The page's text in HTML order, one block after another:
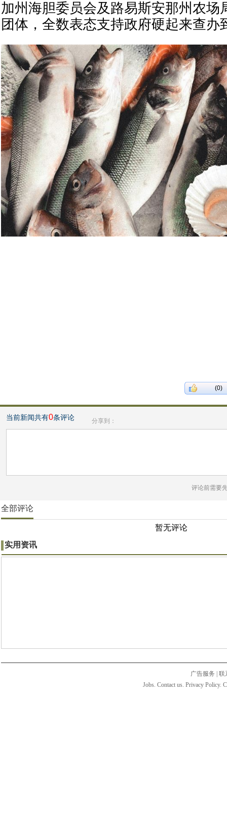
加州海胆委员会及路易斯安那州农场
团体，全数表态支持政府硬起来查办
(0)
当前新闻共有0条评论 分享到：
评论前需要
全部评论
暂无评论
实用资讯
广告服务
联
Jobs. Contact us. Privacy Policy.